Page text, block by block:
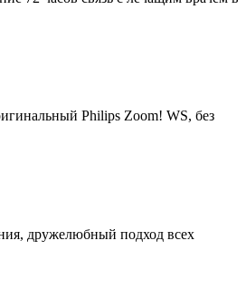
Philips Zoom! WS, без
дружелюбный подход всех